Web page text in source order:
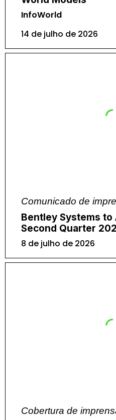
InfoWorld
14 de julho de 2026
Comunicado de
Bentley Systems to
Second Quarter
8 de julho de 2026
Cobertura de